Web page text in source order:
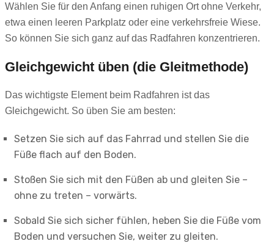
Wählen Sie für den Anfang einen ruhigen Ort ohne Verkehr,
etwa einen leeren Parkplatz oder eine verkehrsfreie Wiese.
So können Sie sich ganz auf das Radfahren konzentrieren.
Gleichgewicht üben (die Gleitmethode)
Das wichtigste Element beim Radfahren ist das
Gleichgewicht. So üben Sie am besten:
Setzen Sie sich auf das Fahrrad und stellen Sie die
Füße flach auf den Boden.
Stoßen Sie sich mit den Füßen ab und gleiten Sie –
ohne zu treten – vorwärts.
Sobald Sie sich sicher fühlen, heben Sie die Füße vom
Boden und versuchen Sie, weiter zu gleiten.